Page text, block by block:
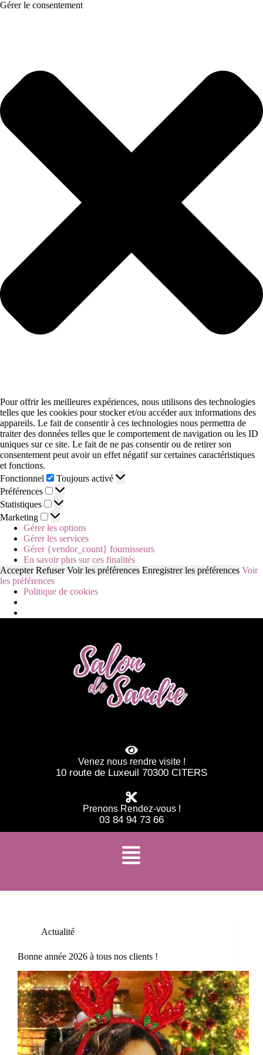
Gérer le consentement
Pour offrir les meilleures expériences, nous utilisons des technologies
telles que les cookies pour stocker et/ou accéder aux informations des
appareils. Le fait de consentir à ces technologies nous permettra de
traiter des données telles que le comportement de navigation ou les ID
uniques sur ce site. Le fait de ne pas consentir ou de retirer son
consentement peut avoir un effet négatif sur certaines caractéristiques
et fonctions.
Fonctionnel
Toujours activé
Préférences
Statistiques
Marketing
Gérer les options
Gérer les services
Gérer {vendor_count} fournisseurs
En savoir plus sur ces finalités
Accepter Refuser Voir les préférences Enregistrer les préférences Voir
les préférences
Politique de cookies
Venez nous rendre visite !
10 route de Luxeuil 70300 CITERS
Prenons Rendez-vous !
03 84 94 73 66
Actualité
Bonne année 2026 à tous nos clients !